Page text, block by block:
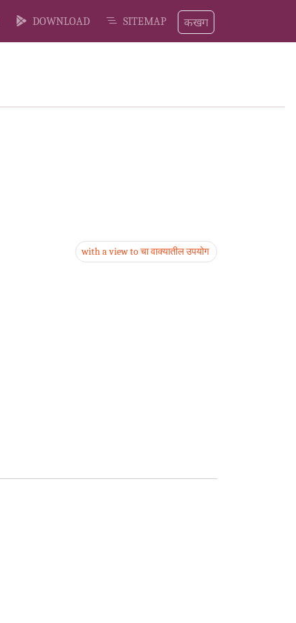
DOWNLOAD SITEMAP कखग
with a view to चा वाक्यातील उपयोग